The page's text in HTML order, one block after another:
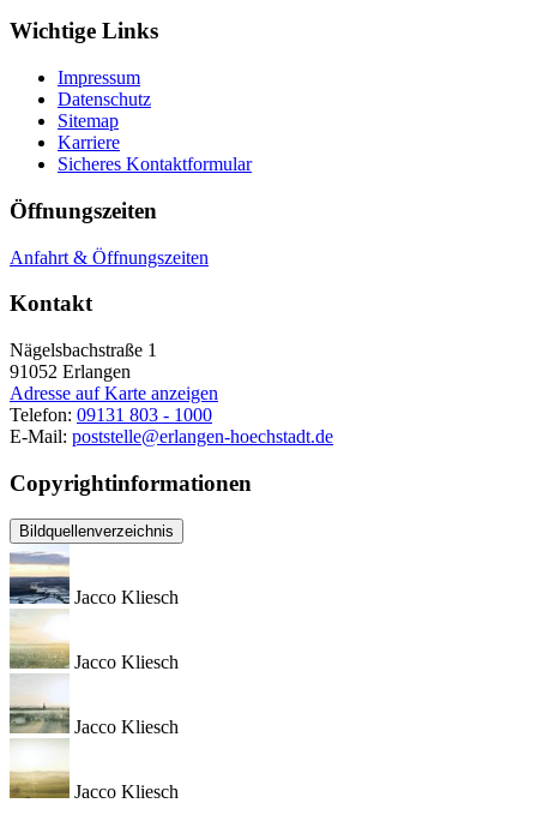
Wichtige Links
Impressum
Datenschutz
Sitemap
Karriere
Sicheres Kontaktformular
Öffnungszeiten
Anfahrt & Öffnungszeiten
Kontakt
Nägelsbachstraße 1
91052 Erlangen
Adresse auf Karte anzeigen
Telefon: 09131 803 - 1000
E-Mail: poststelle@erlangen-hoechstadt.de
Copyrightinformationen
Bildquellenverzeichnis
Jacco Kliesch
Jacco Kliesch
Jacco Kliesch
Jacco Kliesch